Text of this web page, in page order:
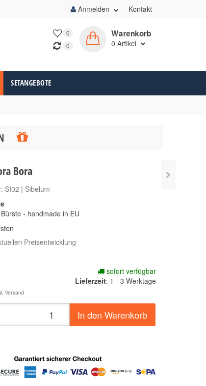
Anmelden Kontakt
0
0
Warenkorb
0 Artikel
SETANGEBOTE
Bora
SI02 | Sibelum
- handmade in EU
Preisentwicklung
Versand
sofort verfügbar
Lieferzeit: 1 - 3 Werktage
In den Warenkorb